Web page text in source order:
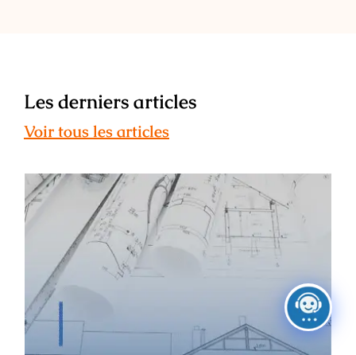
Les derniers articles
Voir tous les articles
ESAIL : témoignage de Léa Maunier –
ancienne étudiante, architecte